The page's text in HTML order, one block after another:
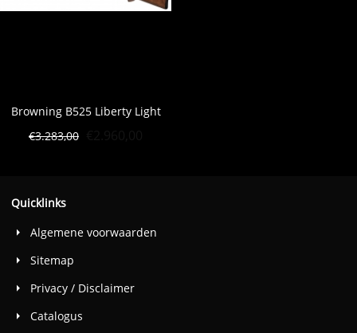
Browning B525 Liberty Light
€3.283,00
Quicklinks
Algemene voorwaarden
Sitemap
Privacy / Disclaimer
Catalogus